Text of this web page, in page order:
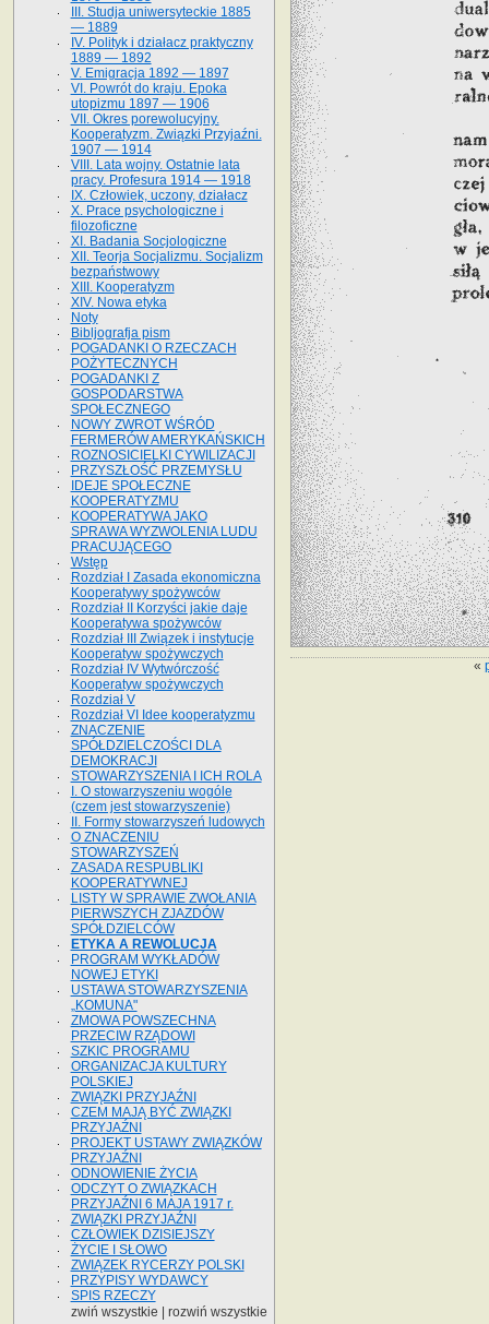
«
III. Studja uniwersyteckie 1885
— 1889
IV. Polityk i działacz praktyczny
1889 — 1892
V. Emigracja 1892 — 1897
VI. Powrót do kraju. Epoka
utopizmu 1897 — 1906
VII. Okres porewolucyjny.
Kooperatyzm. Związki Przyjaźni.
1907 — 1914
VIII. Lata wojny. Ostatnie lata
pracy. Profesura 1914 — 1918
IX. Człowiek, uczony, działacz
X. Prace psychologiczne i
filozoficzne
XI. Badania Socjologiczne
XII. Teorja Socjalizmu. Socjalizm
bezpaństwowy
XIII. Kooperatyzm
XIV. Nowa etyka
Noty
Bibljografja pism
POGADANKI O RZECZACH
POŻYTECZNYCH
POGADANKI Z
GOSPODARSTWA
SPOŁECZNEGO
NOWY ZWROT WŚRÓD
FERMERÓW AMERYKAŃSKICH
ROZNOSICIELKI CYWILIZACJI
PRZYSZŁOŚĆ PRZEMYSŁU
IDEJE SPOŁECZNE
KOOPERATYZMU
KOOPERATYWA JAKO
SPRAWA WYZWOLENIA LUDU
PRACUJĄCEGO
Wstęp
Rozdział I Zasada ekonomiczna
Kooperatywy spożywców
Rozdział II Korzyści jakie daje
Kooperatywa spożywców
Rozdział III Związek i instytucje
Kooperatyw spożywczych
Rozdział IV Wytwórczość
Kooperatyw spożywczych
Rozdział V
Rozdział VI Idee kooperatyzmu
ZNACZENIE
SPÓŁDZIELCZOŚCI DLA
DEMOKRACJI
STOWARZYSZENIA I ICH ROLA
I. O stowarzyszeniu wogóle
(czem jest stowarzyszenie)
II. Formy stowarzyszeń ludowych
O ZNACZENIU
STOWARZYSZEŃ
ZASADA RESPUBLIKI
KOOPERATYWNEJ
LISTY W SPRAWIE ZWOŁANIA
PIERWSZYCH ZJAZDÓW
SPÓŁDZIELCÓW
ETYKA A REWOLUCJA
PROGRAM WYKŁADÓW
NOWEJ ETYKI
USTAWA STOWARZYSZENIA
„KOMUNA"
ZMOWA POWSZECHNA
PRZECIW RZĄDOWI
SZKIC PROGRAMU
ORGANIZACJA KULTURY
POLSKIEJ
ZWIĄZKI PRZYJAŹNI
CZEM MAJĄ BYĆ ZWIĄZKI
PRZYJAŹNI
PROJEKT USTAWY ZWIĄZKÓW
PRZYJAŹNI
ODNOWIENIE ŻYCIA
ODCZYT O ZWIĄZKACH
PRZYJAŹNI 6 MAJA 1917 r.
ZWIĄZKI PRZYJAŹNI
CZŁOWIEK DZISIEJSZY
ŻYCIE I SŁOWO
ZWIĄZEK RYCERZY POLSKI
PRZYPISY WYDAWCY
SPIS RZECZY
zwiń wszystkie
rozwiń wszystkie